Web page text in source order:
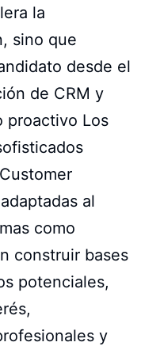
la
sino que
desde el
de CRM y
proactivo Los
al
como
construir bases
potenciales,
y